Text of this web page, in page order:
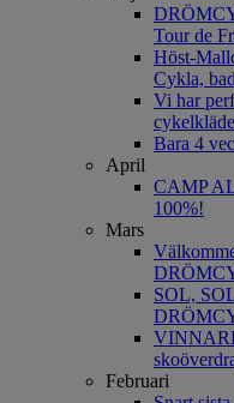
Tour de
Höst-
Cykla,
Vi har
Bara 4
April
CAMP
100%!
Mars
SOL,
Februari